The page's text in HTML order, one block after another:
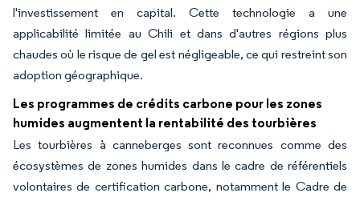
l'investissement en capital. Cette technologie a une
applicabilité limitée au Chili et dans d'autres régions plus
chaudes où le risque de gel est négligeable, ce qui restreint son
adoption géographique.
Les programmes de crédits carbone pour les zones
humides augmentent la rentabilité des tourbières
Les tourbières à canneberges sont reconnues comme des
écosystèmes de zones humides dans le cadre de référentiels
volontaires de certification carbone, notamment le Cadre de